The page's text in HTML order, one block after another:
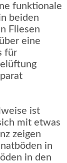
funktionale
beiden
Fliesen
eine
für
ist
mit etwas
zeigen
in
in den